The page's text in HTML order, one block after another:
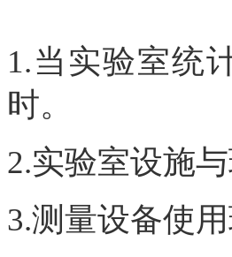
1.当实验室统
时。
2.实验室设施
3.测量设备使